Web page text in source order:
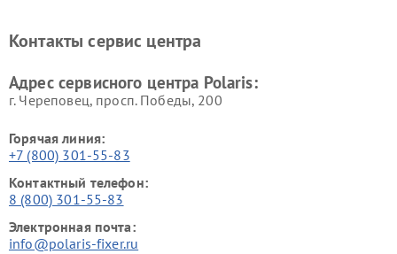
Контакты сервис центра
Адрес сервисного центра Polaris:
г. Череповец, просп. Победы, 200
Горячая линия:
+7 (800) 301-55-83
Контактный телефон:
8 (800) 301-55-83
Электронная почта:
info@polaris-fixer.ru